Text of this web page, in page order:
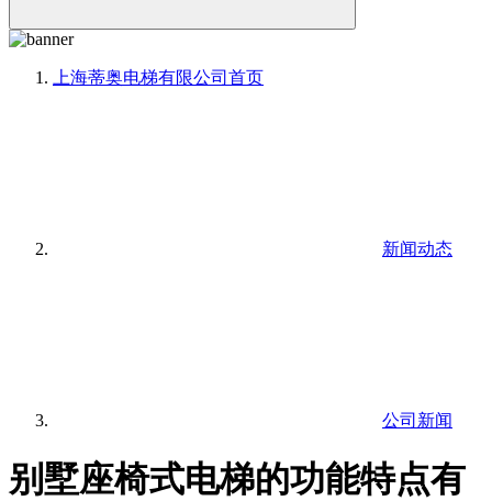
上海蒂奥电梯有限公司 首页
新闻动态
公司新闻
别墅座椅式电梯的功能特点有